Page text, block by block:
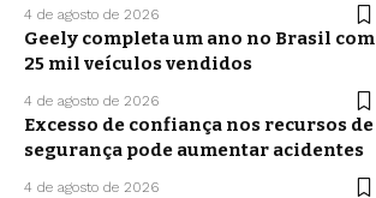
4 de agosto de 2026
Geely completa um ano no Brasil com
25 mil veículos vendidos
4 de agosto de 2026
Excesso de confiança nos recursos de
segurança pode aumentar acidentes
4 de agosto de 2026